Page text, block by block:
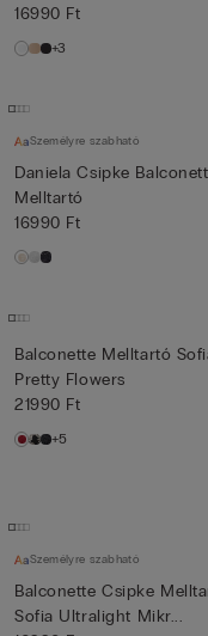
16990 Ft
+3
Személyre szabható
Daniela Csipke
Melltartó
16990 Ft
Balconette Melltartó
Pretty Flowers
21990 Ft
+5
Személyre szabható
Balconette Csipke Melltartó
Sofia Ultralight Mikr...